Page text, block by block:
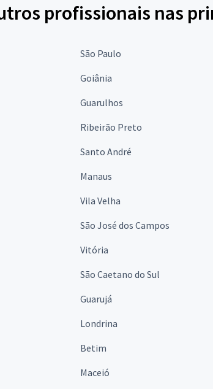
profissionais nas
São Paulo
Goiânia
Guarulhos
Ribeirão Preto
Santo André
Manaus
Vila Velha
São José dos Campos
Vitória
São Caetano do Sul
Guarujá
Londrina
Betim
Maceió